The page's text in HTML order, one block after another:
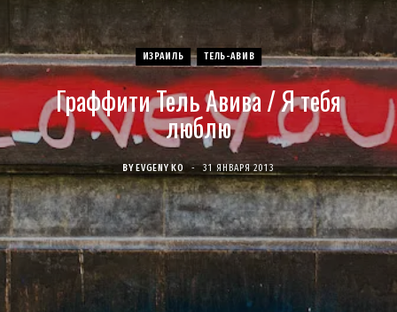
k a
m
e
r
s
t
ИЗРАИЛЬ ТЕЛЬ-АВИВ
Граффити Тель Авива / Я тебя
люблю
BY EVGENY KO 31 ЯНВАРЯ 2013